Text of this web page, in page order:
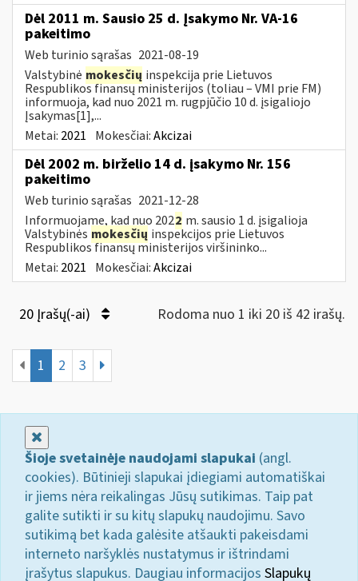
Dėl 2011 m. Sausio 25 d. Įsakymo Nr. VA-16
pakeitimo
Web turinio sąrašas 2021-08-19
Valstybinė mokesčių inspekcija prie Lietuvos
Respublikos finansų ministerijos (toliau – VMI prie FM)
informuoja, kad nuo 2021 m. rugpjūčio 10 d. įsigaliojo
Įsakymas[1],...
Metai: 2021 Mokesčiai:Akcizai
Dėl 2002 m. birželio 14 d. įsakymo Nr. 156
pakeitimo
Web turinio sąrašas 2021-12-28
Informuojame, kad nuo 2022 m. sausio 1 d. įsigalioja
Valstybinės mokesčių inspekcijos prie Lietuvos
Respublikos finansų ministerijos viršininko...
Metai: 2021 Mokesčiai:Akcizai
20 Įrašų(-ai) Rodoma nuo 1 iki 20 iš 42 irašų.
1 2 3
Šioje svetainėje naudojami slapukai (angl.
cookies). Būtinieji slapukai įdiegiami automatiškai
ir jiems nėra reikalingas Jūsų sutikimas. Taip pat
galite sutikti ir su kitų slapukų naudojimu. Savo
sutikimą bet kada galėsite atšaukti pakeisdami
interneto naršyklės nustatymus ir ištrindami
įrašytus slapukus. Daugiau informacijos Slapukų